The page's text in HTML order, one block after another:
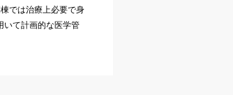
では治療上必要で身
いて計画的な医学管